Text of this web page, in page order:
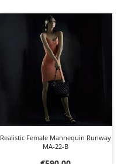
Realistic Female Mannequin Runway
MA-22-B